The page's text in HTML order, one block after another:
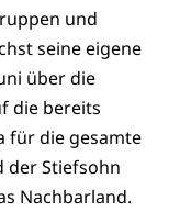
und
seine eigene
über die
die bereits
für die gesamte
der Stiefsohn
Nachbarland.